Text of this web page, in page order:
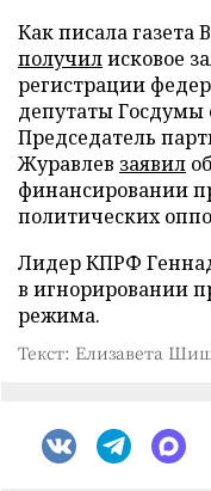
Как писала газета
получилисковое
регистрации
депутаты Госдумы
Председатель
Журавлев заявил
финансировании
политических
Лидер КПРФ
в игнорировании
режима.
Текст: Елизавета